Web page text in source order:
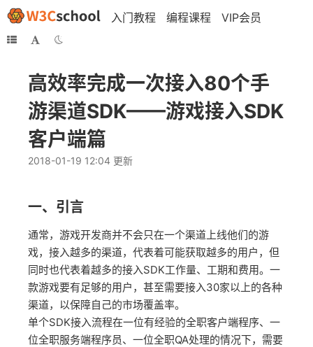
入门教程 编程课程 VIP会员
高效率完成一次接入80个手
游渠道SDK——游戏接入SDK
客户端篇
2018-01-19 12:04 更新
一、引言
通常，游戏开发商并不会只在一个渠道上线他们的游
戏，接入越多的渠道，代表着可能获取越多的用户，但
同时也代表着越多的接入SDK工作量、工期和费用。一
款游戏要有足够的用户，甚至需要接入30家以上的各种
渠道，以保障自己的市场覆盖率。
单个SDK接入流程在一位有经验的全职客户端程序、一
位全职服务端程序员、一位全职QA处理的情况下，需要